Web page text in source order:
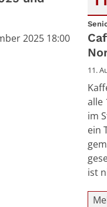
2025 18:00
11.
alle
im
ein
ist